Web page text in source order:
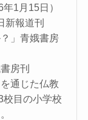
1月15日）
新報道刊
」青娥書房
房刊
通じた仏教
校目の小学校